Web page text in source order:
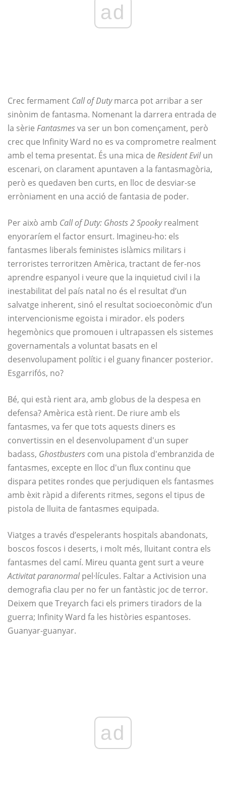
ad
Crec fermament Call of Dutymarca pot arribar a ser
sinònim de fantasma. Nomenant la darrera entrada de
la sèrie Fantasmesva ser un bon començament, però
crec que Infinity Ward no es va comprometre realment
amb el tema presentat. És una mica de Resident Evilun
escenari, on clarament apuntaven a la fantasmagòria,
però es quedaven ben curts, en lloc de desviar-se
erròniament en una acció de fantasia de poder.
Per això amb Call of Duty: Ghosts 2 Spookyrealment
enyoraríem el factor ensurt. Imagineu-ho: els
fantasmes liberals feministes islàmics militars i
terroristes terroritzen Amèrica, tractant de fer-nos
aprendre espanyol i veure que la inquietud civil i la
inestabilitat del país natal no és el resultat d’un
salvatge inherent, sinó el resultat socioeconòmic d’un
intervencionisme egoista i mirador. els poders
hegemònics que promouen i ultrapassen els sistemes
governamentals a voluntat basats en el
desenvolupament polític i el guany financer posterior.
Esgarrifós, no?
Bé, qui està rient ara, amb globus de la despesa en
defensa? Amèrica està rient. De riure amb els
fantasmes, va fer que tots aquests diners es
convertissin en el desenvolupament d'un super
badass, Ghostbusters com una pistola d'embranzida de
fantasmes, excepte en lloc d'un flux continu que
dispara petites rondes que perjudiquen els fantasmes
amb èxit ràpid a diferents ritmes, segons el tipus de
pistola de lluita de fantasmes equipada.
Viatges a través d’espelerants hospitals abandonats,
boscos foscos i deserts, i molt més, lluitant contra els
fantasmes del camí. Mireu quanta gent surt a veure
Activitat paranormalpel·lícules. Faltar a Activision una
demografia clau per no fer un fantàstic joc de terror.
Deixem que Treyarch faci els primers tiradors de la
guerra; Infinity Ward fa les històries espantoses.
Guanyar-guanyar.
ad